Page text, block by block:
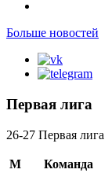
Больше новостей
Первая лига
26-27 Первая лига
М Команда